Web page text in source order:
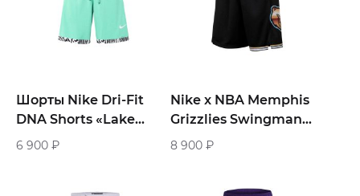
Шорты Nike Dri-Fit
DNA Shorts «Lake
Green»
6 900 ₽
Nike x NBA Memphis
Grizzlies Swingman
Shorts «Black»
8 900 ₽